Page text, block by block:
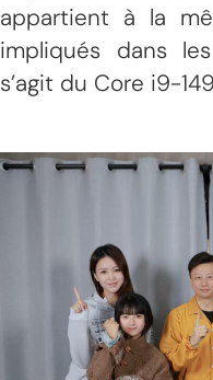
appartient à la
impliqués dans
s’agit du Core i9-